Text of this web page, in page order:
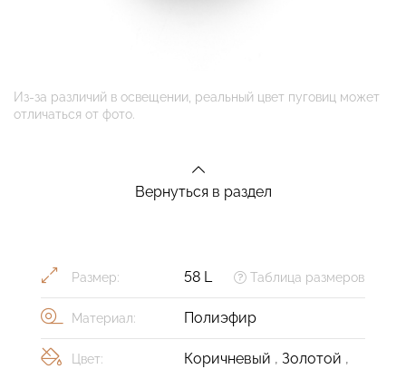
Из-за различий в освещении, реальный цвет пуговиц может
отличаться от фото.
Вернуться в раздел
Размер: 58 L Таблица размеров
Материал: Полиэфир
Цвет: Коричневый , Золотой ,